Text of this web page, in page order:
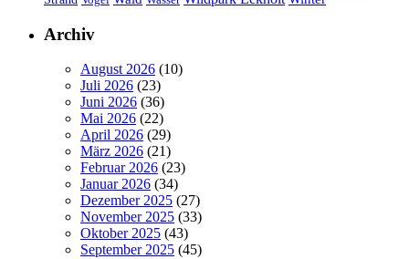
Archiv
August 2026 (10)
Juli 2026 (23)
Juni 2026 (36)
Mai 2026 (22)
April 2026 (29)
März 2026 (21)
Februar 2026 (23)
Januar 2026 (34)
Dezember 2025 (27)
November 2025 (33)
Oktober 2025 (43)
September 2025 (45)